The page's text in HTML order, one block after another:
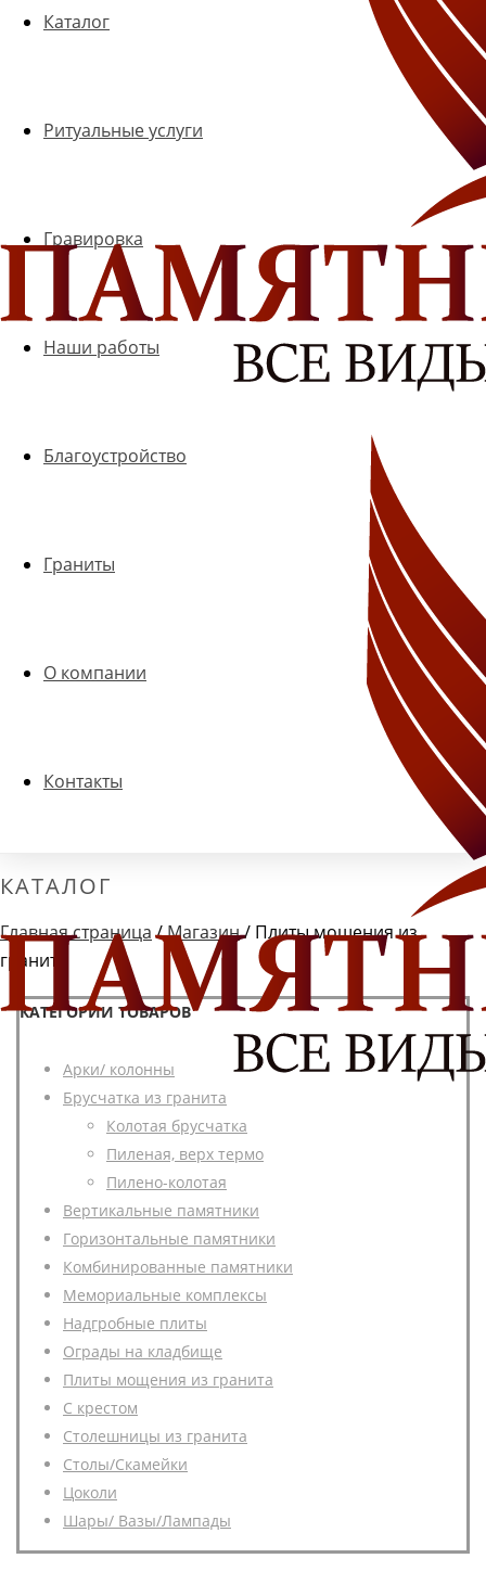
Каталог
Ритуальные услуги
Гравировка
Наши работы
Благоустройство
Граниты
О компании
Контакты
КАТАЛОГ
Главная страница/Магазин/ Плиты мощения из
гранита
КАТЕГОРИИ ТОВАРОВ
Арки/ колонны
Брусчатка из гранита
Колотая брусчатка
Пиленая, верх термо
Пилено-колотая
Вертикальные памятники
Горизонтальные памятники
Комбинированные памятники
Мемориальные комплексы
Надгробные плиты
Ограды на кладбище
Плиты мощения из гранита
С крестом
Столешницы из гранита
Столы/Скамейки
Цоколи
Шары/ Вазы/Лампады